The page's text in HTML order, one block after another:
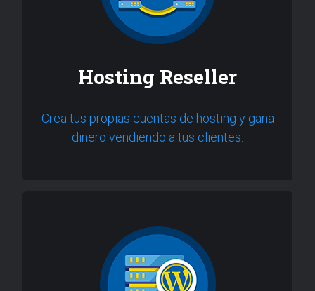
Hosting Reseller
Crea tus propias cuentas de hosting y gana
dinero vendiendo a tus clientes.